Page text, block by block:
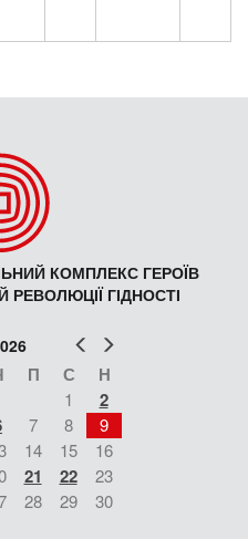
КОМПЛЕКС ГЕРОЇВ
РЕВОЛЮЦІЇ ГІДНОСТІ
Попер
П С Н
1 2
7 8
9
14 15
16
21 22
23
28 29
30